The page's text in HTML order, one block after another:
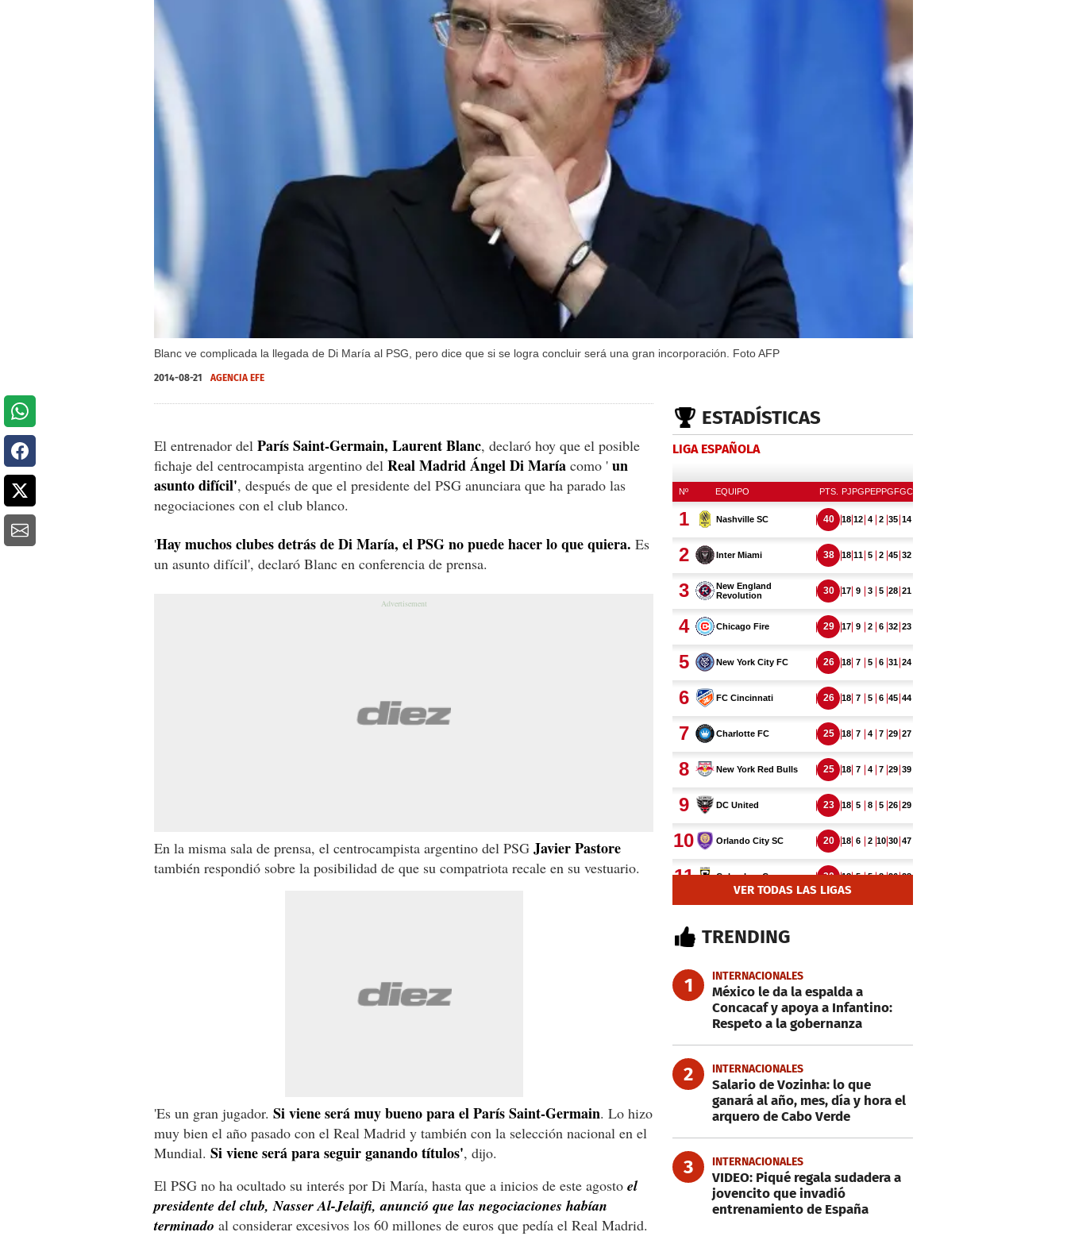
Blanc ve complicada la llegada de Di María al PSG, pero dice que si se logra concluir será una gran incorporación. Foto AFP
2014-08-21 AGENCIA EFE
El entrenador del París Saint-Germain, Laurent Blanc, declaró hoy que el posible
fichaje del centrocampista argentino del Real Madrid Ángel Di María como ' un
asunto difícil', después de que el presidente del PSG anunciara que ha parado las
negociaciones con el club blanco.
'Hay muchos clubes detrás de Di María, el PSG no puede hacer lo que quiera. Es
un asunto difícil', declaró Blanc en conferencia de prensa.
En la misma sala de prensa, el centrocampista argentino del PSG Javier Pastore
también respondió sobre la posibilidad de que su compatriota recale en su vestuario.
'Es un gran jugador. Si viene será muy bueno para el París Saint-Germain. Lo hizo
muy bien el año pasado con el Real Madrid y también con la selección nacional en el
Mundial. Si viene será para seguir ganando títulos', dijo.
El PSG no ha ocultado su interés por Di María, hasta que a inicios de este agosto el
presidente del club, Nasser Al-Jelaifi, anunció que las negociaciones habían
terminado al considerar excesivos los 60 millones de euros que pedía el Real Madrid.
ESTADÍSTICAS
LIGA ESPAÑOLA
VER TODAS LAS LIGAS
TRENDING
1 INTERNACIONALES
México le da la espalda a
Concacaf y apoya a Infantino:
Respeto a la gobernanza
2 INTERNACIONALES
Salario de Vozinha: lo que
ganará al año, mes, día y hora el
arquero de Cabo Verde
3 INTERNACIONALES
VIDEO: Piqué regala sudadera a
jovencito que invadió
entrenamiento de España